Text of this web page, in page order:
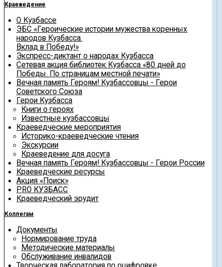
Краеведение
О Кузбассе
ЭБС «Героические истории мужества коренных
народов Кузбасса.
Вклад в Победу!»
Экспресс-диктант о народах Кузбасса
Сетевая акция библиотек Кузбасса «80 дней до
Победы. По страницам местной печати»
Вечная память Героям! Кузбассовцы - Герои
Советского Союза
Герои Кузбасса
Книги о героях
Известные кузбассовцы
Краеведческие мероприятия
Историко-краеведческие чтения
Экскурсии
Краеведение для досуга
Вечная память Героям! Кузбассовцы - Герои России
Краеведческие ресурсы
Акция «Поиск»
PRO КУЗБАСС
Краеведческий эрудит
Коллегам
Документы
Нормирование труда
Методические материалы
Обслуживание инвалидов